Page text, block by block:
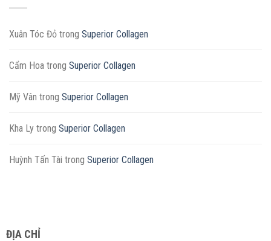
Xuân Tóc Đỏ trong Superior Collagen
Cẩm Hoa trong Superior Collagen
Mỹ Vân trong Superior Collagen
Kha Ly trong Superior Collagen
Huỳnh Tấn Tài trong Superior Collagen
ĐỊA CHỈ